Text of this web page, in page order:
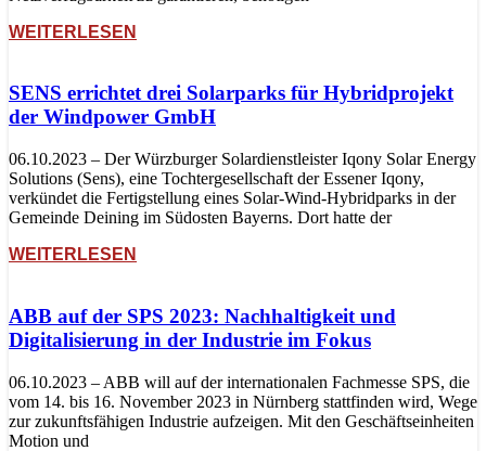
WEITERLESEN
SENS errichtet drei Solarparks für Hybridprojekt
der Windpower GmbH
06.10.2023 – Der Würzburger Solardienstleister Iqony Solar Energy
Solutions (Sens), eine Tochtergesellschaft der Essener Iqony,
verkündet die Fertigstellung eines Solar-Wind-Hybridparks in der
Gemeinde Deining im Südosten Bayerns. Dort hatte der
WEITERLESEN
ABB auf der SPS 2023: Nachhaltigkeit und
Digitalisierung in der Industrie im Fokus
06.10.2023 – ABB will auf der internationalen Fachmesse SPS, die
vom 14. bis 16. November 2023 in Nürnberg stattfinden wird, Wege
zur zukunftsfähigen Industrie aufzeigen. Mit den Geschäftseinheiten
Motion und